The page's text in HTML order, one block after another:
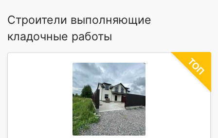
Строители выполняющие
кладочные работы